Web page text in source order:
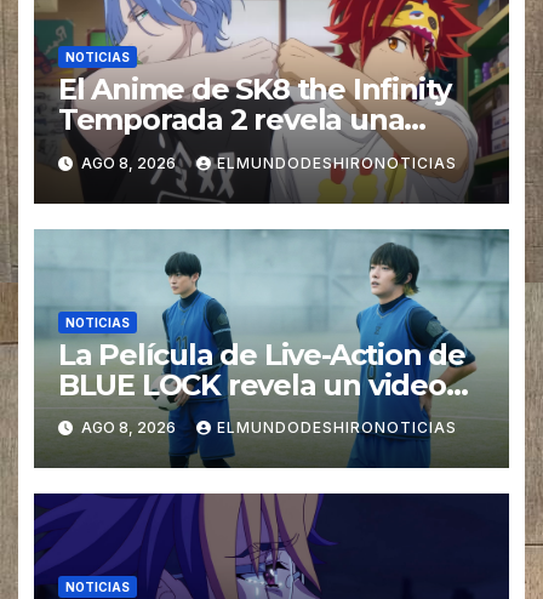
NOTICIAS
El Anime de SK8 the Infinity
Temporada 2 revela una
imagen promocional
AGO 8, 2026 ELMUNDODESHIRONOTICIAS
NOTICIAS
La Película de Live-Action de
BLUE LOCK revela un video
especial con el tema musical
interpretado por Ado
AGO 8, 2026 ELMUNDODESHIRONOTICIAS
NOTICIAS